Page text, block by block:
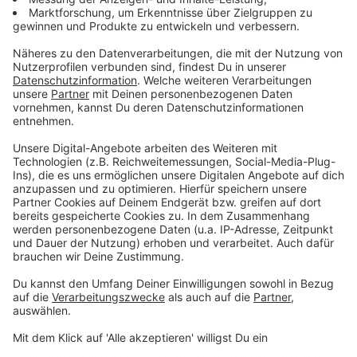
Gymnasium Ibbenbüren II
Anzeige
Auch Sabine Fischer von der Gewerkschaft Erziehung
und Wissenschaft in Steinfurt ist unzufrieden mit dem
Fortschritt der Digitalisierung. Sie sagt:
Es sind nicht alle Schulen ausgestattet mit
digitalen Endgeräten. Weder für die Lehrkräfte,
noch für die Schüler und Schülerinnen.
Anzeige